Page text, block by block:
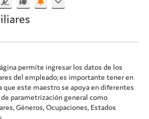
permite ingresar los datos de los
del empleado; es importante tener en
que este maestro se apoya en diferentes
parametrización general como
Géneros, Ocupaciones, Estados